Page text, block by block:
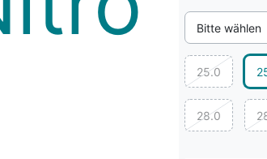
Bitte wählen
25.0
28.0